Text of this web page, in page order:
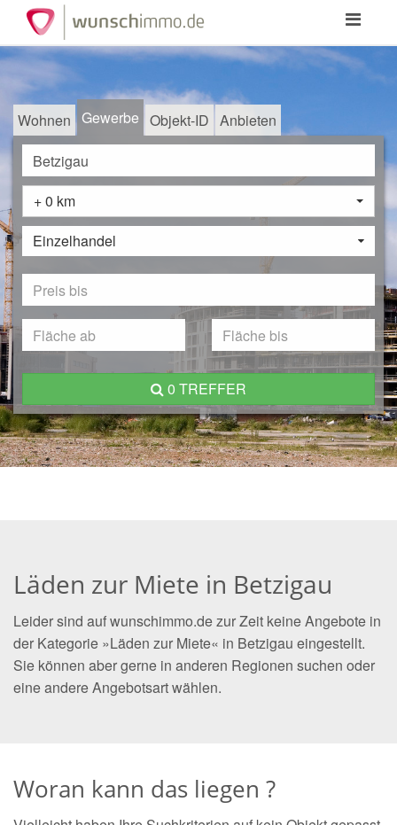
Toggle
Wohnen Gewerbe Objekt-ID Anbieten
+ 0 km
Einzelhandel
0 TREFFER
Läden zur Miete in Betzigau
Leider sind auf wunschimmo.de zur Zeit keine Angebote in
der Kategorie »Läden zur Miete« in Betzigau eingestellt.
Sie können aber gerne in anderen Regionen suchen oder
eine andere Angebotsart wählen.
Woran kann das liegen ?